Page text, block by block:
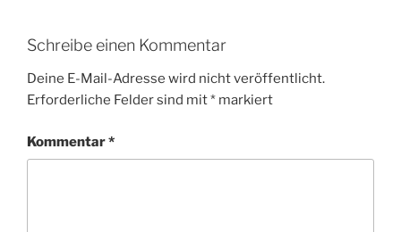
Schreibe einen Kommentar
Deine E-Mail-Adresse wird nicht veröffentlicht.
Erforderliche Felder sind mit* markiert
Kommentar*